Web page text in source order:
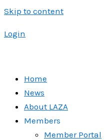
Skip to content
Login
Home
News
About LAZA
Members
Member Portal